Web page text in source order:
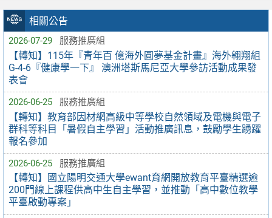
相關公告
2026-07-29 服務推廣組
【轉知】115年『青年百 億海外圓夢基金計畫』海外翱翔組
G-4-6『健康學一下』 澳洲塔斯馬尼亞大學參訪活動成果發
表會
2026-06-25 服務推廣組
【轉知】教育部因材網高級中等學校自然領域及電機與電子
群科等科目「暑假自主學習」活動推廣訊息，鼓勵學生踴躍
報名參加
2026-06-25 服務推廣組
【轉知】國立陽明交通大學ewant育網開放教育平臺精選逾
200門線上課程供高中生自主學習，並推動「高中數位教學
平臺啟動專案」